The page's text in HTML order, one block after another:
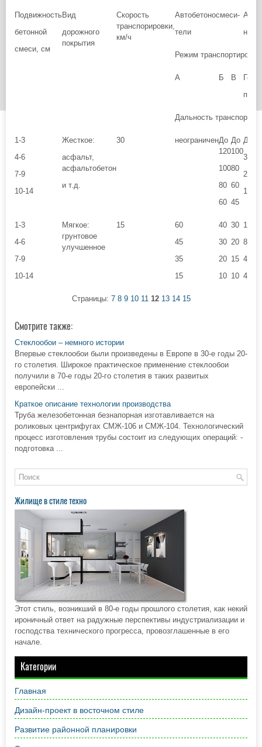
Подвижность
бетонной
смеси, см
Вид
дорожного
покрытия
Скорость
транспорировки,
км/ч
Автобетоносмеси-
тели
Режим
А Б В
Дальность
1-3
4-6
7-9
10-14
Жесткое:
асфальт,
асфальтобетон
и т.д.
30 неограниченДо
120
100
80
60
До
100
80
60
45
До
30
20
15
1-3
4-6
7-9
10-14
Мягкое:
грунтовое
улучшенное
15
60
45
35
15
40
30
20
10
30
20
15
10
12
8
4,5
4
Страницы: 7 8 9 10 11 12 13 14 15
Смотрите также:
Стеклообои – немного истории
Впервые стеклообои были произведены в Европе в 30-е годы 20-
го столетия. Широкое практическое применение стеклообои
получили в 70-е годы 20-го столетия в таких развитых
европейски ...
Краткое описание технологии производства
Труба железобетонная безнапорная изготавливается на
роликовых центрифугах СМЖ-106 и СМЖ-104. Технологический
процесс изготовления трубы состоит из следующих операций: -
подготовка ...
Жилище в стиле техно
Этот стиль, возникший в 80-е годы прошлого столетия, как некий
ироничный ответ на радужные перспективы индустриализации и
господства технического прогресса, провозглашенные в его
начале.
Категории
Главная
Дизайн-проект в восточном стиле
Развитие районной планировки